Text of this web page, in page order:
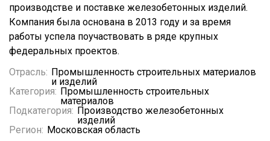
производстве и поставке железобетонных изделий.
Компания была основана в 2013 году и за время
работы успела поучаствовать в ряде крупных
федеральных проектов.
Отрасль: Промышленность строительных материалов
и изделий
Категория: Промышленность строительных
материалов
Подкатегория: Производство железобетонных
изделий
Регион: Московская область